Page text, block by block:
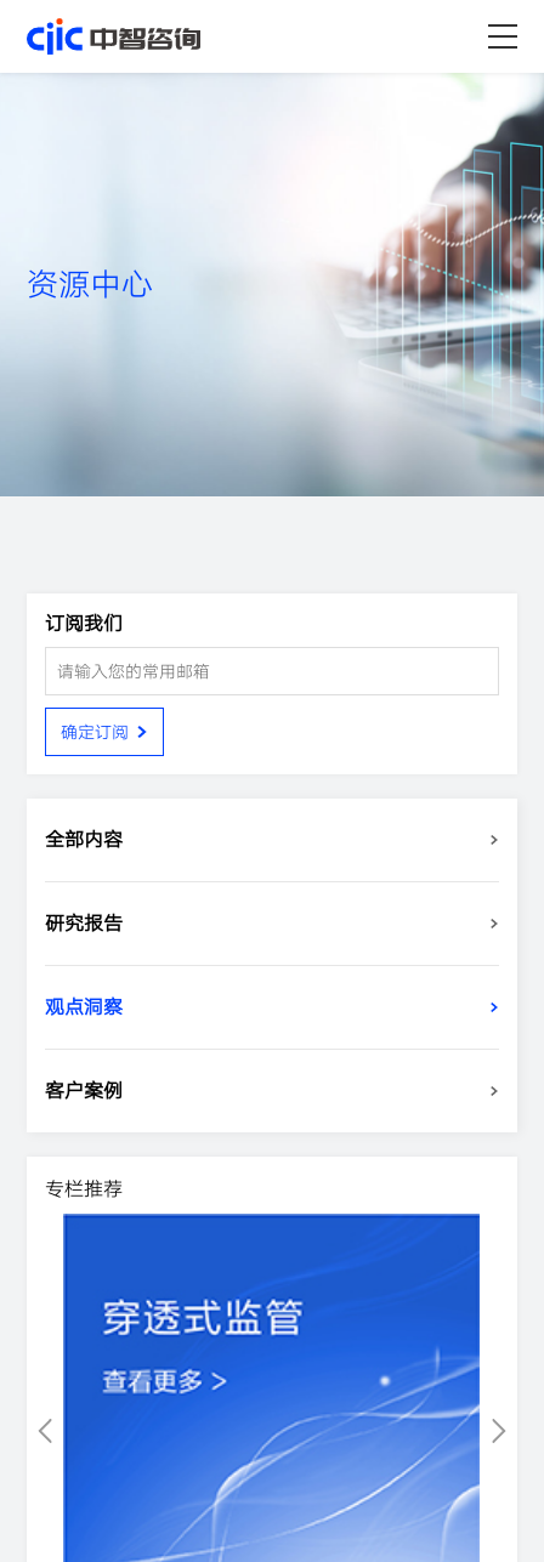
资源
资源中心
订阅我们
确定订阅
全部内容
研究报告
观点洞察
客户案例
专栏推荐